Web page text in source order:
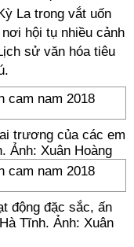
La trong vắt uốn
hội tụ nhiều cảnh
sử văn hóa tiêu
trương của các em
Ảnh: Xuân Hoàng
động đặc sắc, ấn
Tĩnh. Ảnh: Xuân